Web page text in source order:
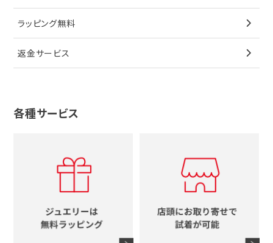
ブローチ
その他
ノーブランドジュエリーをすべて見る
ペンダントトップ
ブローチ
その他
ティファニー
ブルガリ
グッチ
シューズ
香水
シャネル
コーチ
ブランドアイテムをすべて見る
タグホイヤー
カルティエ
セイコー
メンズ時計
時計をすべて見る
ウノアエレ
4℃
グッチ
ルイヴィトン
エルメス
シャネル
リボン
花
十字架
イニシャル
ラッピング無料
返金サービス
各種サービス